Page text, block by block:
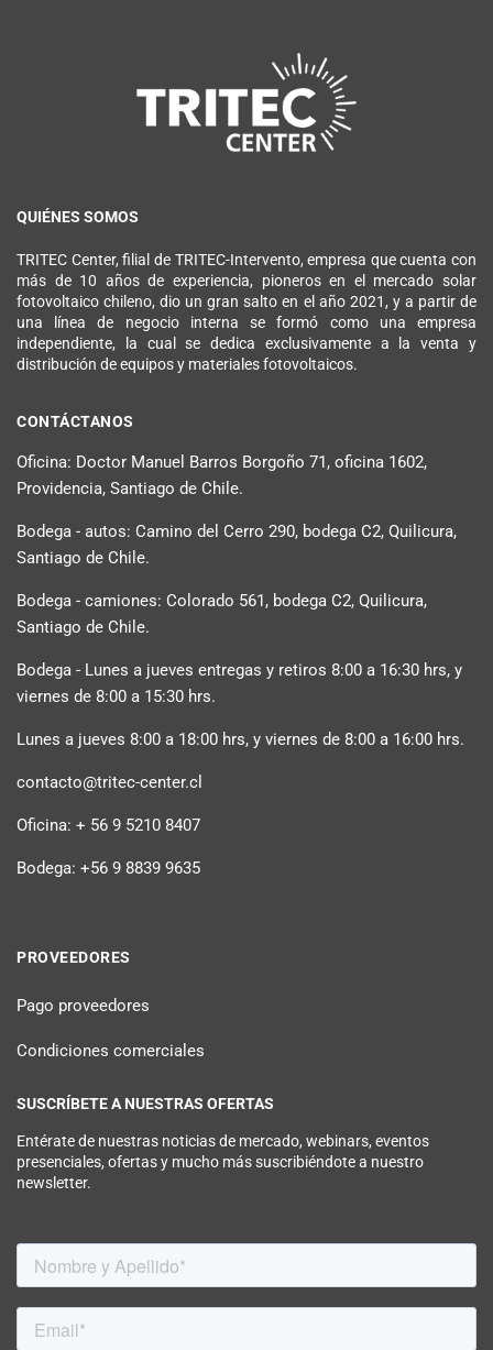
QUIÉNES SOMOS
TRITEC Center, filial de TRITEC-Intervento, empresa que cuenta con
más de 10 años de experiencia, pioneros en el mercado solar
fotovoltaico chileno, dio un gran salto en el año 2021, y a partir de
una línea de negocio interna se formó como una empresa
independiente, la cual se dedica exclusivamente a la venta y
distribución de equipos y materiales fotovoltaicos.
CONTÁCTANOS
Oficina: Doctor Manuel Barros Borgoño 71, oficina 1602,
Providencia, Santiago de Chile.
Bodega - autos: Camino del Cerro 290, bodega C2, Quilicura,
Santiago de Chile.
Bodega - camiones: Colorado 561, bodega C2, Quilicura,
Santiago de Chile.
Bodega - Lunes a jueves entregas y retiros 8:00 a 16:30 hrs, y
viernes de 8:00 a 15:30 hrs.
Lunes a jueves 8:00 a 18:00 hrs, y viernes de 8:00 a 16:00 hrs.
contacto@tritec-center.cl
Oficina: + 56 9 5210 8407
Bodega: +56 9 8839 9635
PROVEEDORES
Pago proveedores
Condiciones comerciales
SUSCRÍBETE A NUESTRAS OFERTAS
Entérate de nuestras noticias de mercado, webinars, eventos
presenciales, ofertas y mucho más suscribiéndote a nuestro
newsletter.